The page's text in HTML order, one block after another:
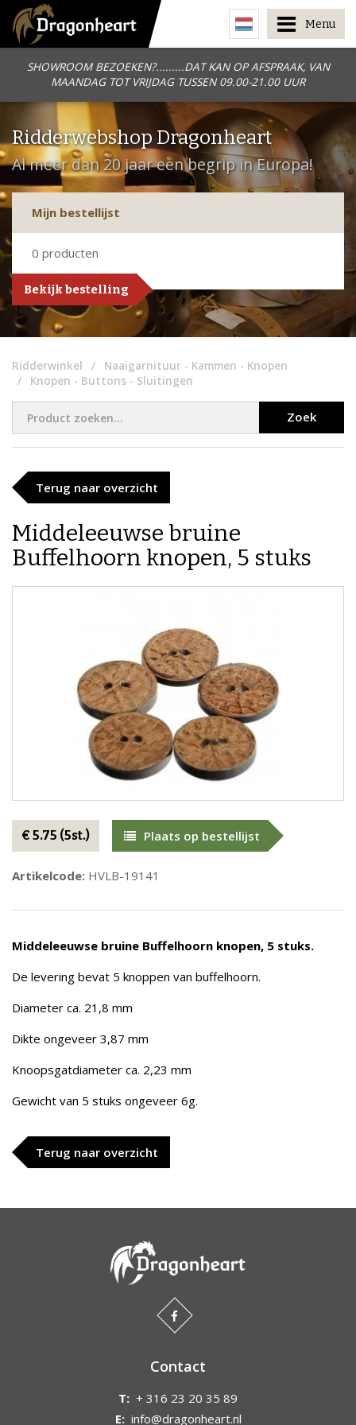
SHOWROOM BEZOEKEN?.........DAT KAN OP AFSPRAAK, VAN
MAANDAG TOT VRIJDAG TUSSEN 09.00-21.00 UUR
Menu
Ridderwebshop Dragonheart
Al meer dan 20 jaar een begrip in Europa!
Mijn bestellijst
0 producten
Bekijk bestelling
Ridderwinkel
Naaigarnituur - Kammen - Knopen
Knopen - Buttons - Sluitingen
Zoek
Terug naar overzicht
Middeleeuwse bruine
Buffelhoorn knopen, 5 stuks
€ 5.75 (5st.) Plaats op bestellijst
Artikelcode: HVLB-19141
Middeleeuwse bruine Buffelhoorn knopen, 5 stuks.
De levering bevat 5 knoppen van buffelhoorn.
Diameter ca. 21,8 mm
Dikte ongeveer 3,87 mm
Knoopsgatdiameter ca. 2,23 mm
Gewicht van 5 stuks ongeveer 6g.
Terug naar overzicht
Contact
T: + 316 23 20 35 89
E: info@dragonheart.nl